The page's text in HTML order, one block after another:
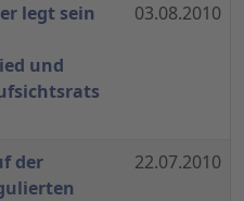
legt sein
und
03.08.2010
der
22.07.2010